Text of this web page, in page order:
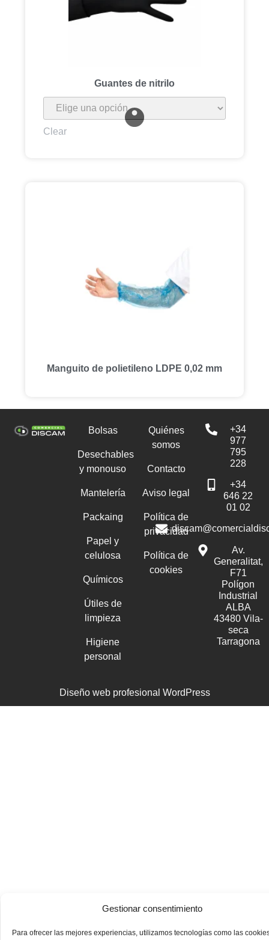
Gestionar consentimiento
Para ofrecer las mejores experiencias, utilizamos tecnologías como las
Guantes de nitrilo
Clear
Manguito de polietileno LDPE 0,02 mm
Bolsas
Desechables
y monouso
Mantelería
Packaing
Papel y
celulosa
Químicos
Útiles de
limpieza
Higiene
personal
Quiénes
somos
Contacto
Aviso legal
Política de
privacidad
Política de
cookies
+34
977
795
228
+34
646 22
01 02
Av.
Generalitat,
F71
Polígon
Industrial
ALBA
43480 Vila-
seca
Tarragona
Diseño web profesional WordPress